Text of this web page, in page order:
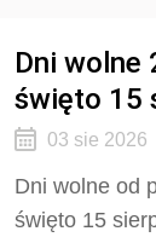
Dni wolne
święto 15
03 sie 2026
Dni wolne od
święto 15